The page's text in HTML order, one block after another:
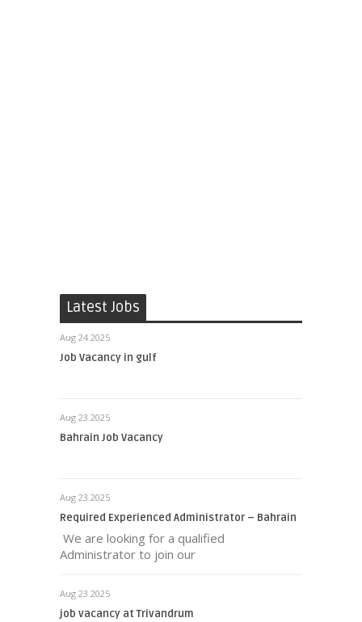
Latest Jobs
Aug 24 2025
Job Vacancy in gulf
Aug 23 2025
Bahrain Job Vacancy
Aug 23 2025
Required Experienced Administrator – Bahrain
We are looking for a qualified
Administrator to join our
Aug 23 2025
job vacancy at Trivandrum